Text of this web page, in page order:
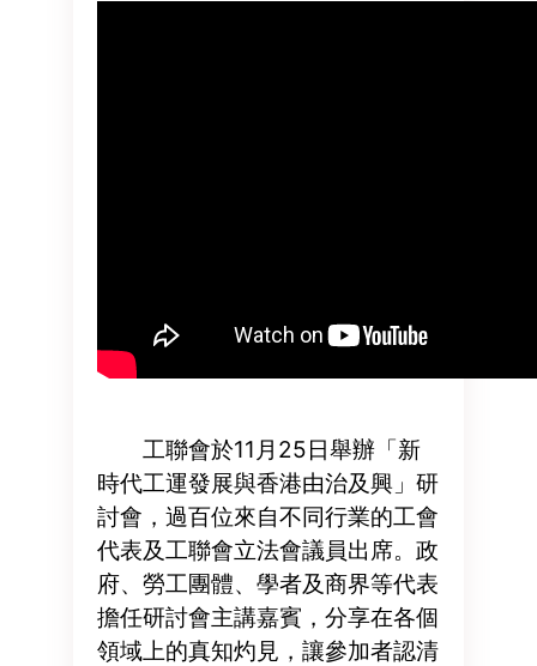
工聯會於11月25日舉辦「新
時代工運發展與香港由治及興」研
討會，過百位來自不同行業的工會
代表及工聯會立法會議員出席。政
府、勞工團體、學者及商界等代表
擔任研討會主講嘉賓，分享在各個
領域上的真知灼見，讓參加者認清